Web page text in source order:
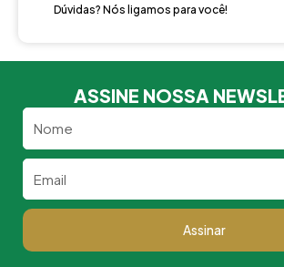
Dúvidas? Nós ligamos para você!
ASSINE NOSSA
Assinar